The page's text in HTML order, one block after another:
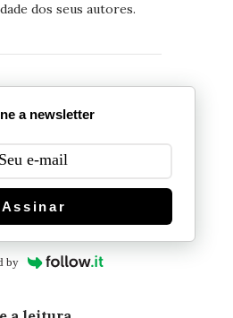
dos seus autores.
a newsletter
Assinar
by